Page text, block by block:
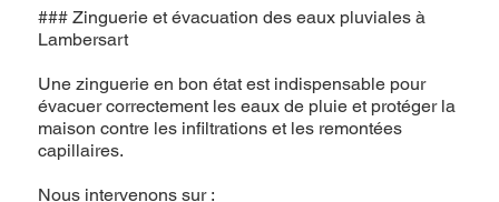
### Zinguerie et évacuation des eaux pluviales à
Lambersart
Une zinguerie en bon état est indispensable pour
évacuer correctement les eaux de pluie et protéger la
maison contre les infiltrations et les remontées
capillaires.
Nous intervenons sur :